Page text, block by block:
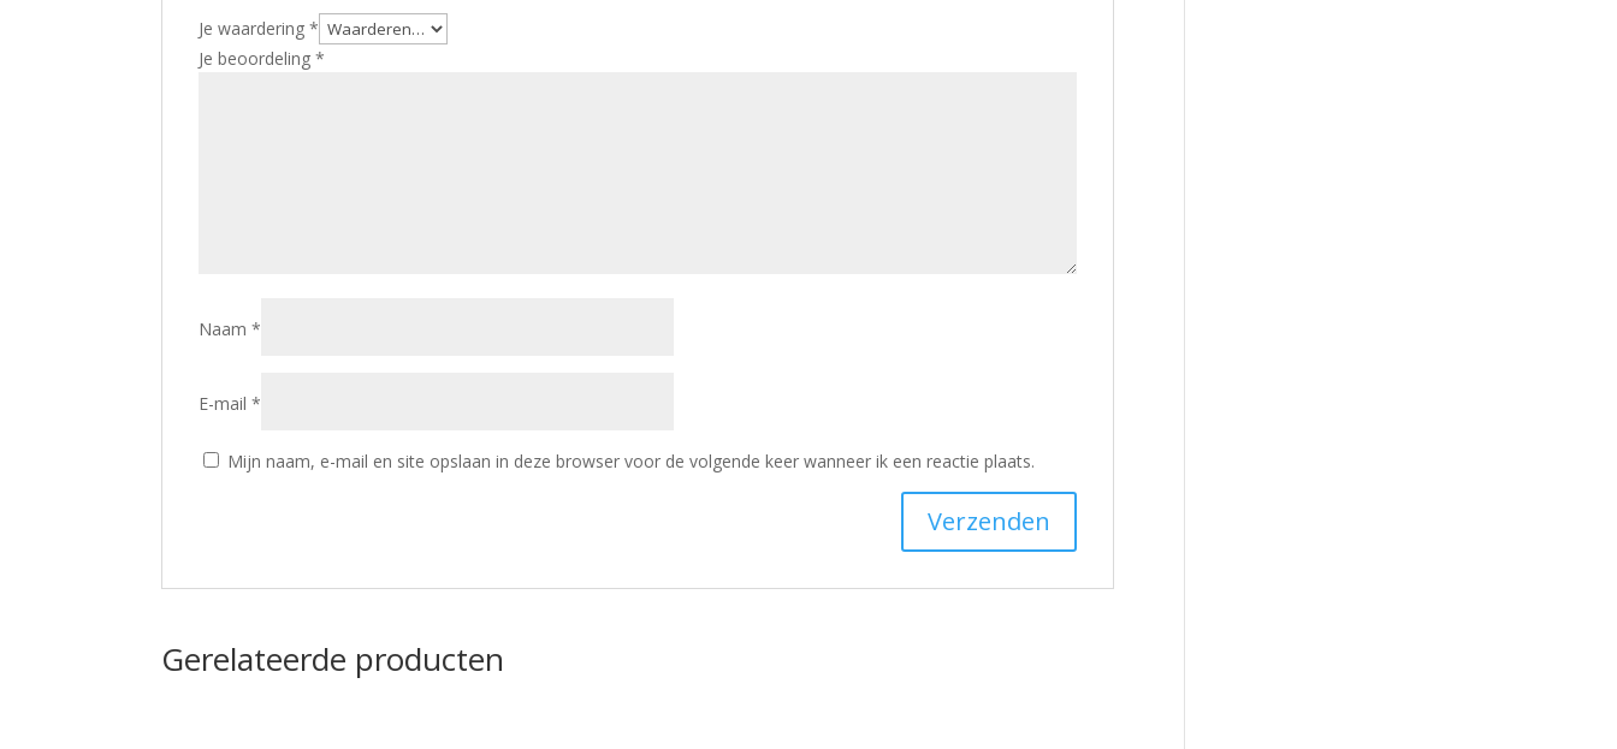
Je waardering*
Je beoordeling*
Naam*
E-mail*
Mijn naam, e-mail en site opslaan in deze browser voor de volgende keer wanneer ik een reactie plaats.
Gerelateerde producten